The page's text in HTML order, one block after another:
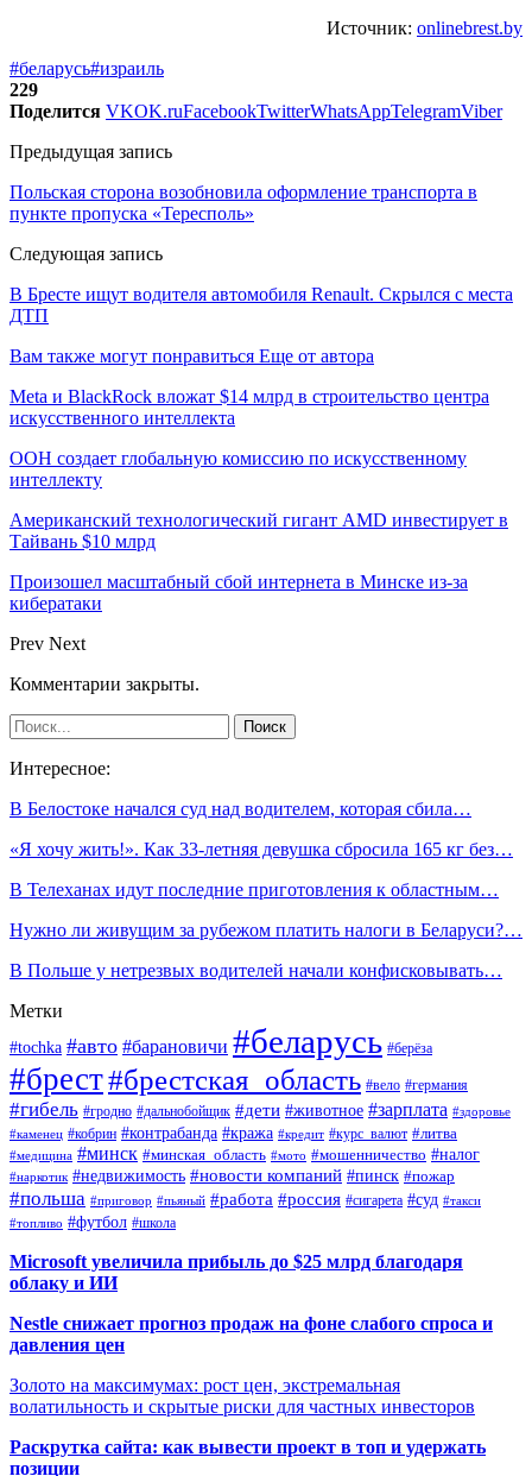
Источник: onlinebrest.by
#беларусь#израиль
229
Поделится VKOK.ruFacebookTwitterWhatsAppTelegramViber
Предыдущая запись
Польская сторона возобновила оформление транспорта в
пункте пропуска «Тересполь»
Следующая запись
В Бресте ищут водителя автомобиля Renault. Скрылся с места
ДТП
Вам также могут понравиться Еще от автора
Meta и BlackRock вложат $14 млрд в строительство центра
искусственного интеллекта
ООН создает глобальную комиссию по искусственному
интеллекту
Американский технологический гигант AMD инвестирует в
Тайвань $10 млрд
Произошел масштабный сбой интернета в Минске из-за
кибератаки
Prev Next
Комментарии закрыты.
Интересное:
В Белостоке начался суд над водителем, которая сбила…
«Я хочу жить!». Как 33-летняя девушка сбросила 165 кг без…
В Телеханах идут последние приготовления к областным…
Нужно ли живущим за рубежом платить налоги в Беларуси?…
В Польше у нетрезвых водителей начали конфисковывать…
Метки
#tochka #авто #барановичи #беларусь #берёза
#брест#брестская_область #вело #германия
#гибель #гродно #дальнобойщик #дети #животное #зарплата #здоровье
#каменец #кобрин #контрабанда #кража #кредит #курс_валют #литва
#медицина #минск #минская_область #мото #мошенничество #налог
#наркотик #недвижимость #новости компаний #пинск #пожар
#польша #приговор #пьяный #работа #россия #сигарета #суд #такси
#топливо #футбол #школа
Microsoft увеличила прибыль до $25 млрд благодаря
облаку и ИИ
Nestle снижает прогноз продаж на фоне слабого спроса и
давления цен
Золото на максимумах: рост цен, экстремальная
волатильность и скрытые риски для частных инвесторов
Раскрутка сайта: как вывести проект в топ и удержать
позиции